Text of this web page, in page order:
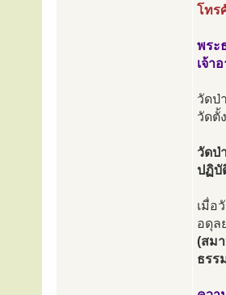
โทร
พระ
เจ้า
วัดป่
วัดตั้
วัดป่
ปฏิบั
เมื่อ
อดุล
(สม
ธรร